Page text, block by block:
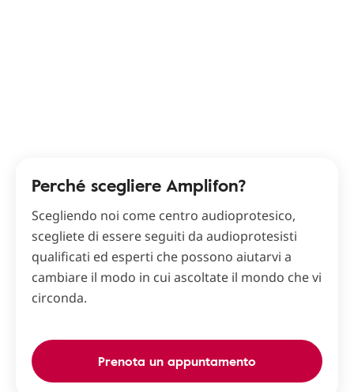
Perché scegliere Amplifon?
Scegliendo noi come centro audioprotesico,
scegliete di essere seguiti da audioprotesisti
qualificati ed esperti che possono aiutarvi a
cambiare il modo in cui ascoltate il mondo che vi
circonda.
Prenota un appuntamento